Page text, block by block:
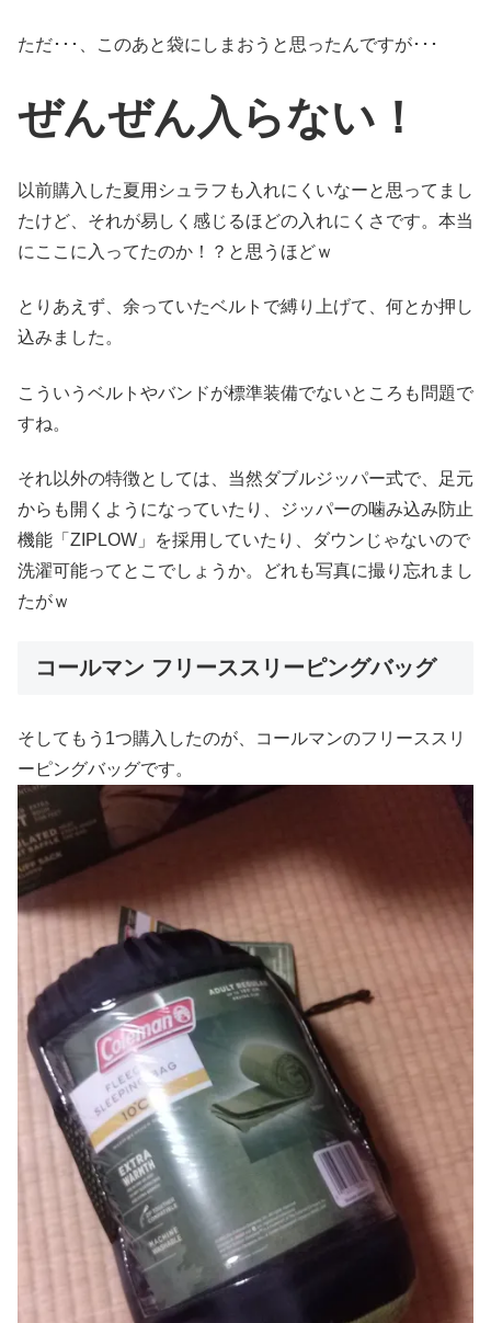
ただ･･･、このあと袋にしまおうと思ったんですが･･･
ぜんぜん入らない！
以前購入した夏用シュラフも入れにくいなーと思ってまし
たけど、それが易しく感じるほどの入れにくさです。本当
にここに入ってたのか！？と思うほどｗ
とりあえず、余っていたベルトで縛り上げて、何とか押し
込みました。
こういうベルトやバンドが標準装備でないところも問題で
すね。
それ以外の特徴としては、当然ダブルジッパー式で、足元
からも開くようになっていたり、ジッパーの噛み込み防止
機能「ZIPLOW」を採用していたり、ダウンじゃないので
洗濯可能ってとこでしょうか。どれも写真に撮り忘れまし
たがｗ
コールマン フリーススリーピングバッグ
そしてもう1つ購入したのが、コールマンのフリーススリ
ーピングバッグです。